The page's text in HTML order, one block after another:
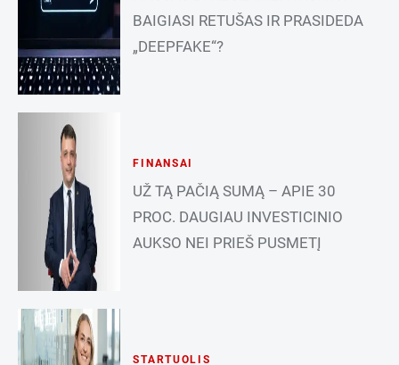
BAIGIASI RETUŠAS IR PRASIDEDA
„DEEPFAKE“?
FINANSAI
UŽ TĄ PAČIĄ SUMĄ – APIE 30
PROC. DAUGIAU INVESTICINIO
AUKSO NEI PRIEŠ PUSMETĮ
STARTUOLIS